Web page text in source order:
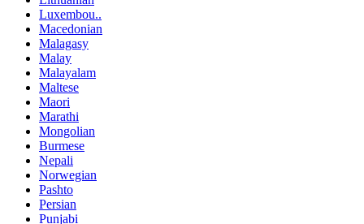
Luxembou..
Macedonian
Malagasy
Malay
Malayalam
Maltese
Maori
Marathi
Mongolian
Burmese
Nepali
Norwegian
Pashto
Persian
Punjabi